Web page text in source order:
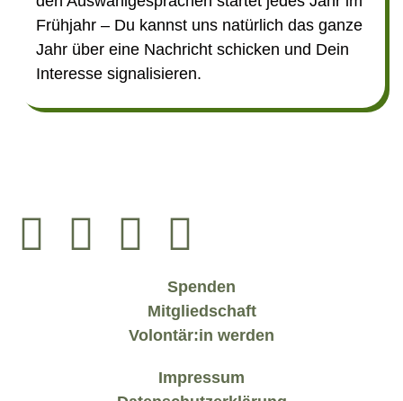
Frühjahr – Du kannst uns natürlich das ganze
Jahr über eine Nachricht schicken und Dein
Interesse signalisieren.
Spenden
Mitgliedschaft
Volontär:in werden
Impressum